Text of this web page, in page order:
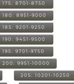
175: 8701-8750
180: 8951-9000
185: 9201-9250
190: 9451-9500
195: 9701-9750
200: 9951-10000
205: 10201-10250